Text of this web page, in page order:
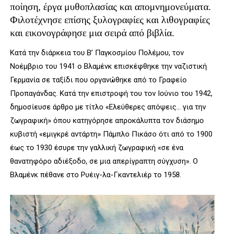
ποίηση, έργα μυθοπλασίας και απομνημονεύματα.
Φιλοτέχνησε επίσης ξυλογραφίες και λιθογραφίες
και εικονογράφησε μια σειρά από βιβλία.
Κατά την διάρκεια του Β’ Παγκοσμίου Πολέμου, τον
Νοέμβριο του 1941 ο Βλαμένκ επισκέφθηκε την ναζιστική
Γερμανία σε ταξίδι που οργανώθηκε από το Γραφείο
Προπαγάνδας. Κατά την επιστροφή του τον Ιούνιο του 1942,
δημοσίευσε άρθρο με τίτλο «Ελεύθερες απόψεις… για την
ζωγραφική» όπου κατηγόρησε απροκάλυπτα τον διάσημο
κυβιστή «εμιγκρέ αντάρτη» Πάμπλο Πικάσο ότι από το 1900
έως το 1930 έσυρε την γαλλική ζωγραφική «σε ένα
θανατηφόρο αδιέξοδο, σε μια απερίγραπτη σύγχυση». Ο
Βλαμένκ πέθανε στο Ρυέιγ-λα-Γκαντελιέρ το 1958.